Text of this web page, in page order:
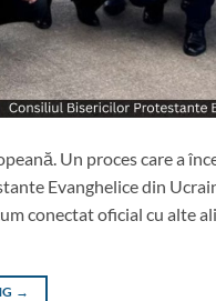
Un proces care a
Evanghelice din
conectat oficial cu alte
→